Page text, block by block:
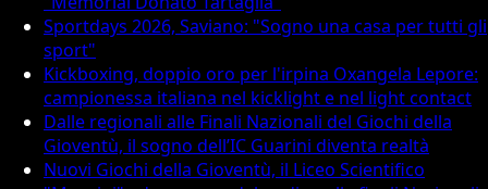
Sportdays 2026, Saviano: "Sogno una casa per tutti gli
sport"
Kickboxing, doppio oro per l'irpina Oxangela Lepore:
campionessa italiana nel kicklight e nel light contact
Dalle regionali alle Finali Nazionali del Giochi della
Gioventù, il sogno dell’IC Guarini diventa realtà
Nuovi Giochi della Gioventù, il Liceo Scientifico